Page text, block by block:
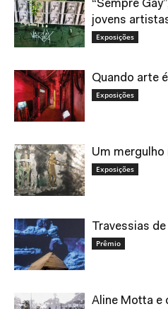
“Sempre
jovens
Exposições
Quando arte
Exposições
Um mergulho
Exposições
Travessias
Prêmio
Aline Motta e